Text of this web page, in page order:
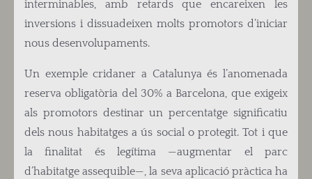
interminables, amb retards que encareixen les
inversions i dissuadeixen molts promotors d’iniciar
nous desenvolupaments.
Un exemple cridaner a Catalunya és l’anomenada
reserva obligatòria del 30% a Barcelona, que exigeix
als promotors destinar un percentatge significatiu
dels nous habitatges a ús social o protegit. Tot i que
la finalitat és legítima —augmentar el parc
d’habitatge assequible—, la seva aplicació pràctica ha